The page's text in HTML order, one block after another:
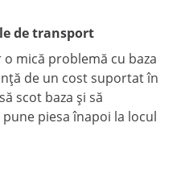
de transport
mică problemă cu baza
de un cost suportat în
scot baza și să
piesa înapoi la locul